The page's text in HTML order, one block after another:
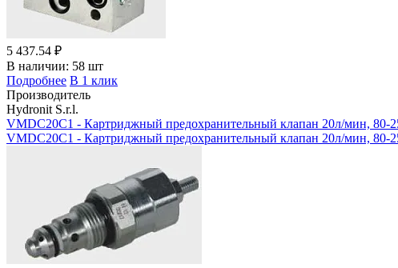
5 437.54 ₽
В наличии: 58 шт
Подробнее В 1 клик
Производитель
Hydronit S.r.l.
VMDC20C1 - Картриджный предохранительный клапан 20л/мин, 80-
VMDC20C1 - Картриджный предохранительный клапан 20л/мин, 80-